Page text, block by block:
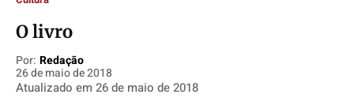
Política
Política
Política
Política
O livro
Por: Redação
26 de maio de 2018
Atualizado em 26 de maio de 2018